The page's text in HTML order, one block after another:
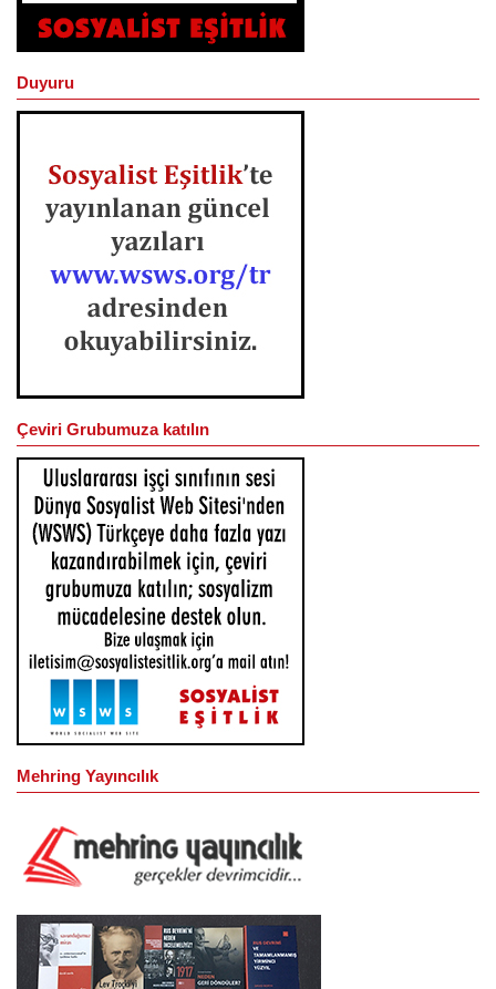
Duyuru
Çeviri Grubumuza katılın
Mehring Yayıncılık